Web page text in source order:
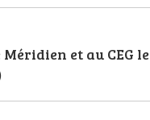
et au CEG le